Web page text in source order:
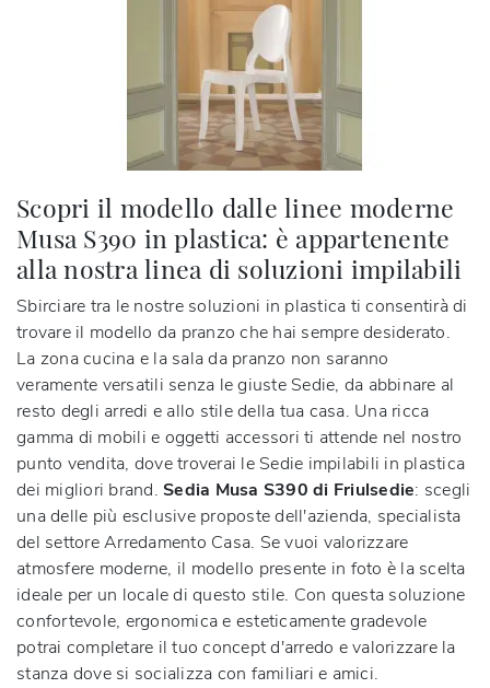
Scopri il modello dalle linee moderne
Musa S390 in plastica: è appartenente
alla nostra linea di soluzioni impilabili
Sbirciare tra le nostre soluzioni in plastica ti consentirà di
trovare il modello da pranzo che hai sempre desiderato.
La zona cucina e la sala da pranzo non saranno
veramente versatili senza le giuste Sedie, da abbinare al
resto degli arredi e allo stile della tua casa. Una ricca
gamma di mobili e oggetti accessori ti attende nel nostro
punto vendita, dove troverai le Sedie impilabili in plastica
dei migliori brand. Sedia Musa S390 di Friulsedie: scegli
una delle più esclusive proposte dell'azienda, specialista
del settore Arredamento Casa. Se vuoi valorizzare
atmosfere moderne, il modello presente in foto è la scelta
ideale per un locale di questo stile. Con questa soluzione
confortevole, ergonomica e esteticamente gradevole
potrai completare il tuo concept d'arredo e valorizzare la
stanza dove si socializza con familiari e amici.